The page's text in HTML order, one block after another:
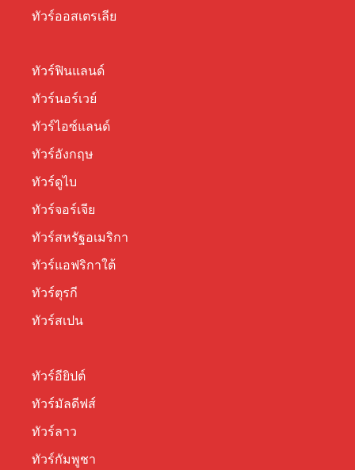
ทัวร์ออสเตรเลีย
ทัวร์ฟินแลนด์
ทัวร์นอร์เวย์
ทัวร์ไอซ์แลนด์
ทัวร์อังกฤษ
ทัวร์ดูไบ
ทัวร์จอร์เจีย
ทัวร์สหรัฐอเมริกา
ทัวร์แอฟริกาใต้
ทัวร์ตุรกี
ทัวร์สเปน
ทัวร์อียิปต์
ทัวร์มัลดีฟส์
ทัวร์ลาว
ทัวร์กัมพูชา